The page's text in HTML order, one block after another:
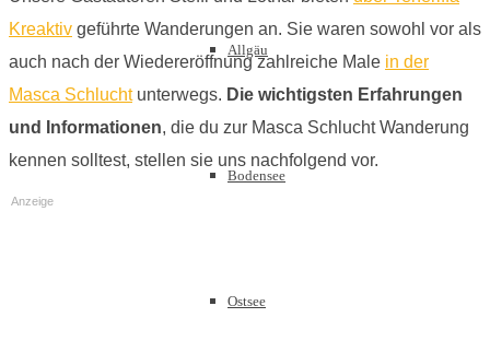
Allgäu
Bodensee
Ostsee
Kreaktiv geführte Wanderungen an. Sie waren sowohl vor als
auch nach der Wiedereröffnung zahlreiche Male in der
Masca Schluchtunterwegs. Die wichtigsten Erfahrungen
und Informationen, die du zur Masca Schlucht Wanderung
kennen solltest, stellen sie uns nachfolgend vor.
Anzeige